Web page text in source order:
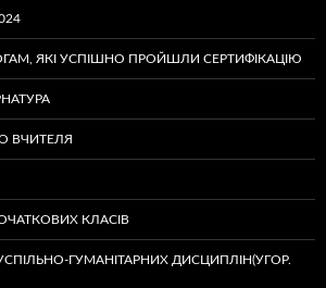
ЯКІ УСПІШНО ПРОЙШЛИ СЕРТИФІКАЦІЮ
ВЧИТЕЛЯ
КЛАСІВ
ГУМАНІТАРНИХ ДИСЦИПЛІН(УГОР.